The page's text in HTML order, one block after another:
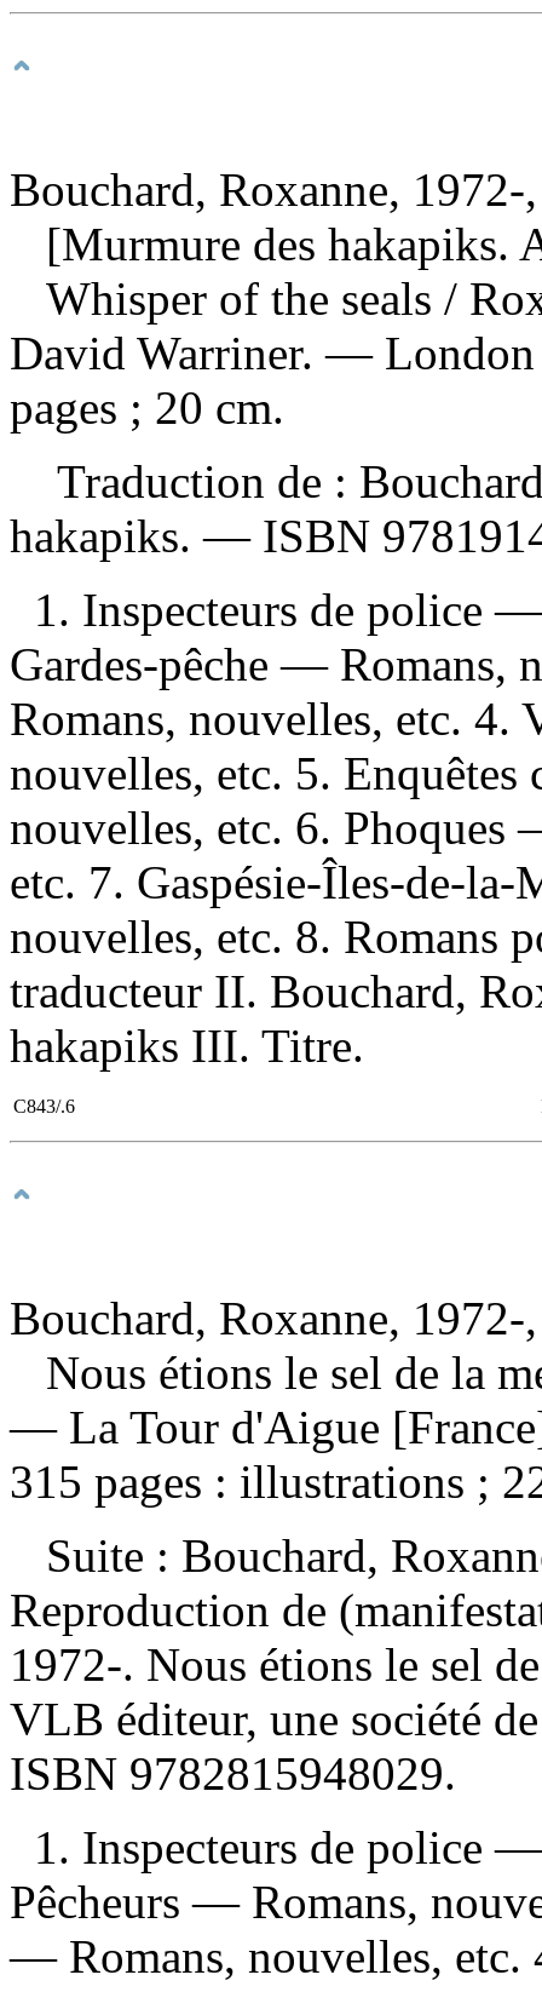
Bouchard, Roxanne, 1972-
[Murmure des hakapiks.
Whisper of the seals /
David Warriner. —
pages ; 20 cm.
Traduction de :
hakapiks. — ISBN
1. Inspecteurs de police
Gardes-pêche — Romans,
Romans, nouvelles, etc.
nouvelles, etc. 5.
nouvelles, etc. 6.
etc. 7. Gaspésie-Îles-de-
nouvelles, etc. 8. Romans
traducteur II. Bouchard,
hakapiks III. Titre.
C843/.6
Bouchard, Roxanne, 1972-
Nous étions le sel de la
— La Tour d'Aigue
315 pages : illustrations ;
Suite : Bouchard,
Reproduction de
1972-. Nous étions le sel
VLB éditeur, une société
ISBN 9782815948029.
1. Inspecteurs de police
Pêcheurs — Romans,
— Romans, nouvelles, etc.